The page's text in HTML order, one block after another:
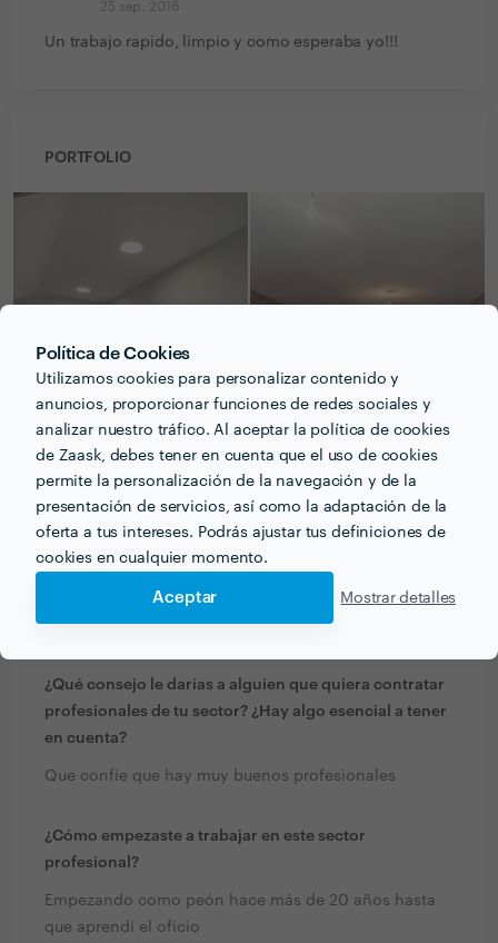
Política de Cookies
Utilizamos cookies para personalizar contenido y
anuncios, proporcionar funciones de redes sociales y
analizar nuestro tráfico. Al aceptar la política de cookies
de Zaask, debes tener en cuenta que el uso de cookies
permite la personalización de la navegación y de la
presentación de servicios, así como la adaptación de la
oferta a tus intereses. Podrás ajustar tus definiciones de
cookies en cualquier momento.
Aceptar Mostrar detalles
25 sep. 2016
Un trabajo rapido, limpio y como esperaba yo!!!
PORTFOLIO
PREGUNTAS Y RESPUESTAS
¿Qué formación y experiencia tienes que estén
relacionadas con tu trabajo?
Curso de fontanería y electricidad
¿Qué consejo le darías a alguien que quiera contratar
profesionales de tu sector? ¿Hay algo esencial a tener
en cuenta?
Que confíe que hay muy buenos profesionales
¿Cómo empezaste a trabajar en este sector
profesional?
Empezando como peón hace más de 20 años hasta
que aprendí el oficio